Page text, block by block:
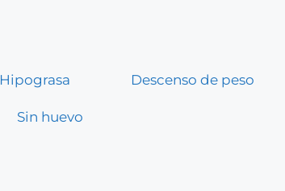
Hipograsa Descenso de peso
Sin huevo